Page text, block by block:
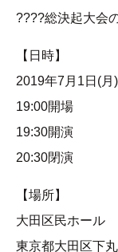
????総決起大会
【日時】
2019年7月1日(月)
19:00開場
19:30開演
20:30閉演
【場所】
大田区民ホール
東京都大田区下